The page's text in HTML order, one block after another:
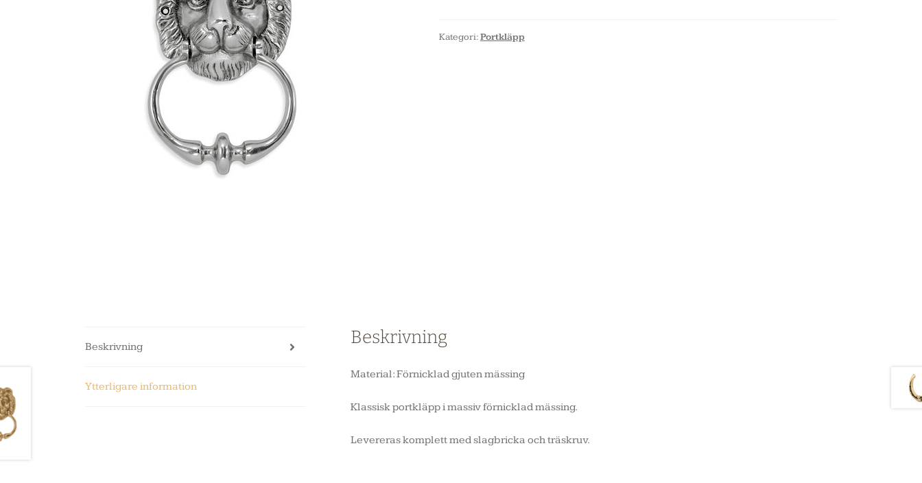
Kategori:Portkläpp
Beskrivning
Ytterligare information
Beskrivning
Material: Förnicklad gjuten mässing
Klassisk portkläpp i massiv förnicklad mässing.
Levereras komplett med slagbricka och träskruv.